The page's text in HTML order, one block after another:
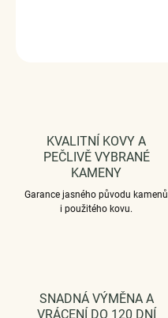
KVALITNÍ KOVY A
PEČLIVĚ VYBRANÉ
KAMENY
Garance jasného původu kamenů
i použitého kovu.
SNADNÁ VÝMĚNA A
VRÁCENÍ DO 120 DNÍ